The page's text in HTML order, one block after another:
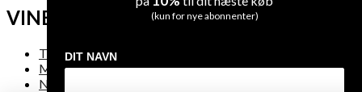
VINE
Tilbud
Mest solgte vine
Nye vine
(kun for nye abonnenter)
DIT NAVN